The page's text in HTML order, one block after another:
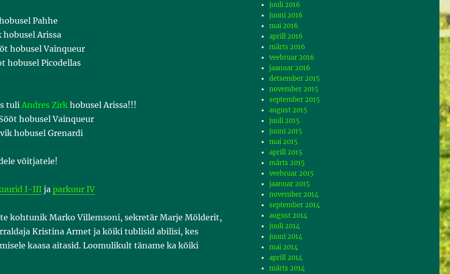
Pahhe
Arissa
hobusel Vainqueur
hobusel Picodellas
tuliAndres Zirkhobusel Arissa!!!
hobusel Vainqueur
hobusel Grenardi
võitjatele!
I-IIIja parkuur IV
kohtunik Marko Villemsoni, sekretär Marje Mölderit,
Kristina Armet ja kõiki tublisid abilisi, kes
kaasa aitasid. Loomulikult täname ka kõiki
juuli 2016
juuni 2016
mai 2016
aprill 2016
märts 2016
veebruar 2016
jaanuar 2016
detsember 2015
november 2015
september 2015
august 2015
juuli 2015
juuni 2015
mai 2015
aprill 2015
märts 2015
veebruar 2015
jaanuar 2015
november 2014
september 2014
august 2014
juuli 2014
juuni 2014
mai 2014
aprill 2014
märts 2014